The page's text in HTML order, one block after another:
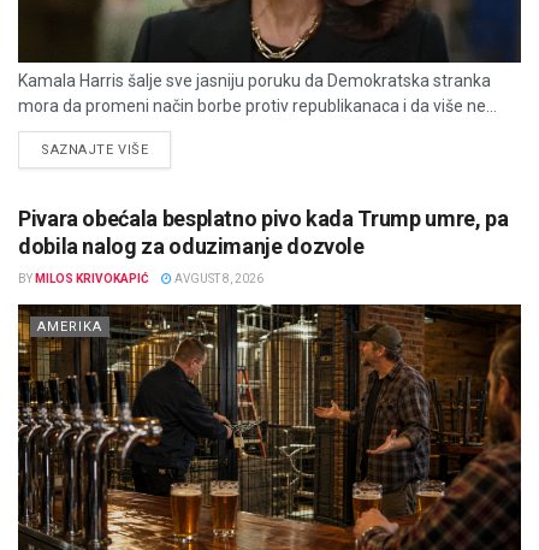
Kamala Harris šalje sve jasniju poruku da Demokratska stranka
mora da promeni način borbe protiv republikanaca i da više ne...
SAZNAJTE VIŠEDETAILS
Pivara obećala besplatno pivo kada Trump umre, pa
dobila nalog za oduzimanje dozvole
BY MILOS KRIVOKAPIĆ AVGUST 8, 2026
AMERIKA